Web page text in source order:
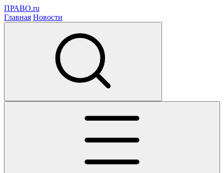
ПРАВО.ru
Главная Новости